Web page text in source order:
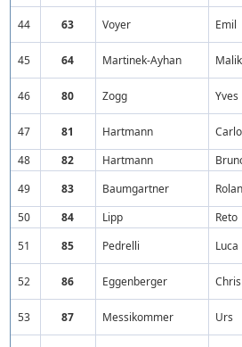
44 63 Voyer Emil
45 64 Martinek-Ayhan Malik
46 80 Zogg Yves
47 81 Hartmann Carlo
48
82 Hartmann
49
83 Baumgartner
50
84 Lipp Reto
51
85 Pedrelli Luca
52 86 Eggenberger Chris
53 87 Messikommer Urs